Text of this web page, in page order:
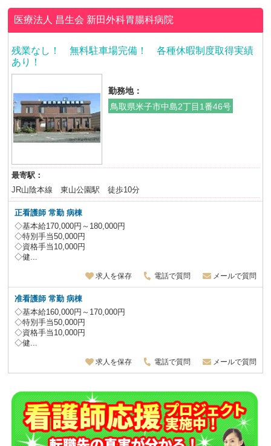
医療法人 昌生会 新田外科胃腸科病院
残業なし！ 無料駐車場完備！ 各種休暇制度取得実績
あり！
勤務地：
鳥取県米子市中島2丁目1番46号
最寄駅：
JR山陰本線 東山公園駅 徒歩10分
正看護師 常勤 病棟
◇基本給170,000円～180,000円
◇特別手当50,000円
◇資格手当10,000円
◇健...
求人を保存 電話で質問 メールで質問
准看護師 常勤 病棟
◇基本給160,000円～170,000円
◇特別手当50,000円
◇資格手当10,000円
◇健...
求人を保存 電話で質問 メールで質問